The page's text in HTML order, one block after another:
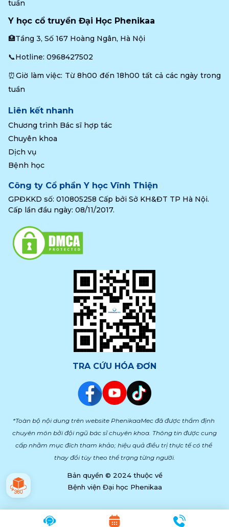
tuần
Y học cổ truyền Đại Học Phenikaa
🏥Tầng 3, Số 167 Hoàng Ngân, Hà Nội
📞Hotline: 0968427502
⏰Giờ làm việc: Từ 8h00 đến 18h00 tất cả các ngày trong
tuần
Liên kết nhanh
Chương trình Bác sĩ hợp tác
Chuyên khoa
Dịch vụ
Bệnh học
Công ty Cổ phần Y học Vĩnh Thiện
GPĐKKD số: 010805258 Cấp bởi Sở KH&ĐT TP Hà Nội.
Cấp lần đầu ngày: 08/11/2017.
TRA CỨU HÓA ĐƠN
*Toàn bộ nội dung trên website PhenikaaMec đã được thẩm định
chuyên môn bởi đội ngũ bác sĩ chuyên khoa. Thông tin được cung
cấp nhằm mục đích tham khảo; hiệu quả điều trị thực tế có thể
thay đổi tùy theo thể trạng từng người.
Bản quyền © 2024 thuộc về
Bệnh viện Đại học Phenikaa